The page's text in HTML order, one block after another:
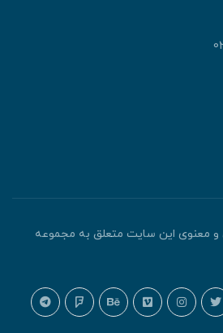
و معنوی این سایت متعلق به مجموعه